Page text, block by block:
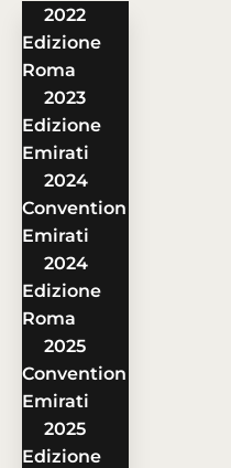
2022
Edizione
Roma
2023
Edizione
Emirati
2024
Convention
Emirati
2024
Edizione
Roma
2025
Convention
Emirati
2025
Edizione